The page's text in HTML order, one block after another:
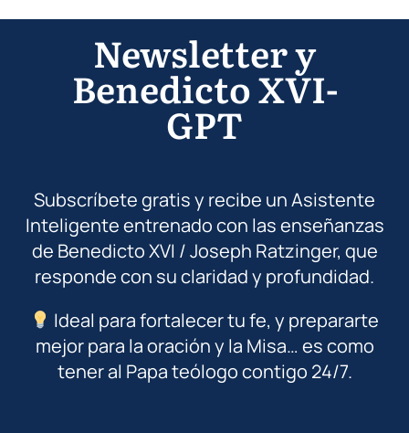
Newsletter y
Benedicto XVI-
GPT
Subscríbete gratis y recibe un Asistente
Inteligente entrenado con las enseñanzas
de Benedicto XVI / Joseph Ratzinger, que
responde con su claridad y profundidad.
Ideal para fortalecer tu fe, y prepararte
mejor para la oración y la Misa… es como
tener al Papa teólogo contigo 24/7.